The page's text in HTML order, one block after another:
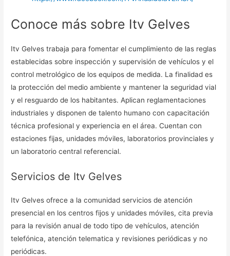
Conoce más sobre Itv Gelves
Itv Gelves trabaja para fomentar el cumplimiento de las reglas
establecidas sobre inspección y supervisión de vehículos y el
control metrológico de los equipos de medida. La finalidad es
la protección del medio ambiente y mantener la seguridad vial
y el resguardo de los habitantes. Aplican reglamentaciones
industriales y disponen de talento humano con capacitación
técnica profesional y experiencia en el área. Cuentan con
estaciones fijas, unidades móviles, laboratorios provinciales y
un laboratorio central referencial.
Servicios de Itv Gelves
Itv Gelves ofrece a la comunidad servicios de atención
presencial en los centros fijos y unidades móviles, cita previa
para la revisión anual de todo tipo de vehículos, atención
telefónica, atención telematica y revisiones periódicas y no
periódicas.